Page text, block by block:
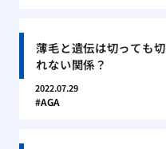
薄毛と遺伝は切っても切
れない関係？
2022.07.29
AGA